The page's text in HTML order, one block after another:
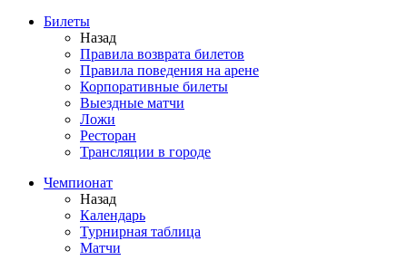
Билеты
Назад
Правила возврата билетов
Правила поведения на арене
Корпоративные билеты
Выездные матчи
Ложи
Ресторан
Трансляции в городе
Чемпионат
Назад
Календарь
Турнирная таблица
Матчи